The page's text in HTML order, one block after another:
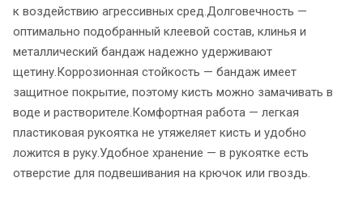
к воздействию агрессивных сред.Долговечность —
оптимально подобранный клеевой состав, клинья и
металлический бандаж надежно удерживают
щетину.Коррозионная стойкость — бандаж имеет
защитное покрытие, поэтому кисть можно замачивать в
воде и растворителе.Комфортная работа — легкая
пластиковая рукоятка не утяжеляет кисть и удобно
ложится в руку.Удобное хранение — в рукоятке есть
отверстие для подвешивания на крючок или гвоздь.